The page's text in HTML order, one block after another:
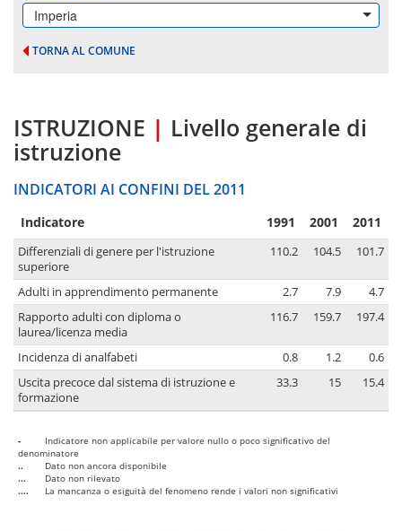
Imperia
TORNA AL COMUNE
ISTRUZIONE | Livello generale di
istruzione
INDICATORI AI CONFINI DEL 2011
Indicatore 1991 2001 2011
Differenziali di genere per l'istruzione
superiore
110.2 104.5 101.7
Adulti in apprendimento permanente 2.7 7.9
4.7
Rapporto adulti con diploma o
laurea/licenza media
116.7 159.7 197.4
Incidenza di analfabeti 0.8 1.2
0.6
Uscita precoce dal sistema di istruzione e
formazione
33.3 15 15.4
-
Indicatore non applicabile per valore nullo o poco significativo del
denominatore
..
Dato non ancora disponibile
...
Dato non rilevato
....
La mancanza o esiguità del fenomeno rende i valori non significativi